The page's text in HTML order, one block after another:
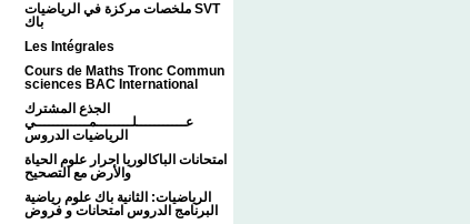
ملخصات مركزة في الرياضيات SVT
باك
Les Intégrales
Cours de Maths Tronc Commun
sciences BAC International
الجذع المشترك
عـــــــــــلــــــــمــــــــــــي
الرياضيات الدروس
امتحانات الباكالوريا احرار علوم الحياة
والأرض مع التصحيح
الرياضيات: الثانية باك علوم رياضية
البرنامج الدروس امتحانات و فروض